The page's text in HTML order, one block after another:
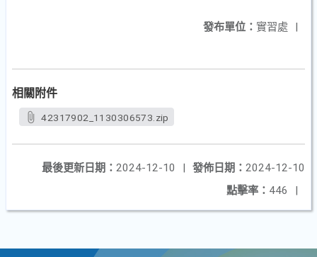
發布單位： 實習處 |
相關附件
42317902_1130306573.zip
發佈日期： 2024-12-10
最後更新日期： 2024-12-10
|
點擊率： 446 |